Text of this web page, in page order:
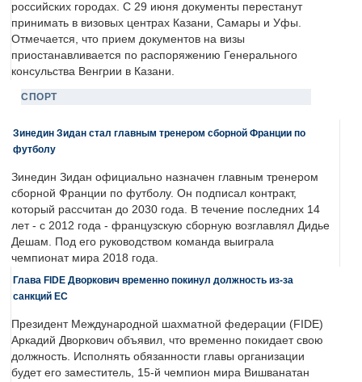
российских городах. С 29 июня документы перестанут
принимать в визовых центрах Казани, Самары и Уфы.
Отмечается, что прием документов на визы
приостанавливается по распоряжению Генерального
консульства Венгрии в Казани.
СПОРТ
Зинедин Зидан стал главным тренером сборной Франции по
футболу
Зинедин Зидан официально назначен главным тренером
сборной Франции по футболу. Он подписал контракт,
который рассчитан до 2030 года. В течение последних 14
лет - с 2012 года - французскую сборную возглавлял Дидье
Дешам. Под его руководством команда выиграла
чемпионат мира 2018 года.
Глава FIDE Дворкович временно покинул должность из-за
санкций ЕС
Президент Международной шахматной федерации (FIDE)
Аркадий Дворкович объявил, что временно покидает свою
должность. Исполнять обязанности главы организации
будет его заместитель, 15-й чемпион мира Вишванатан